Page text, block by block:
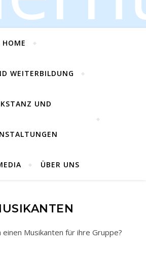
HOME
WEITERBILDUNG
UND
ÜBER UNS
einen Musikanten für ihre Gruppe?